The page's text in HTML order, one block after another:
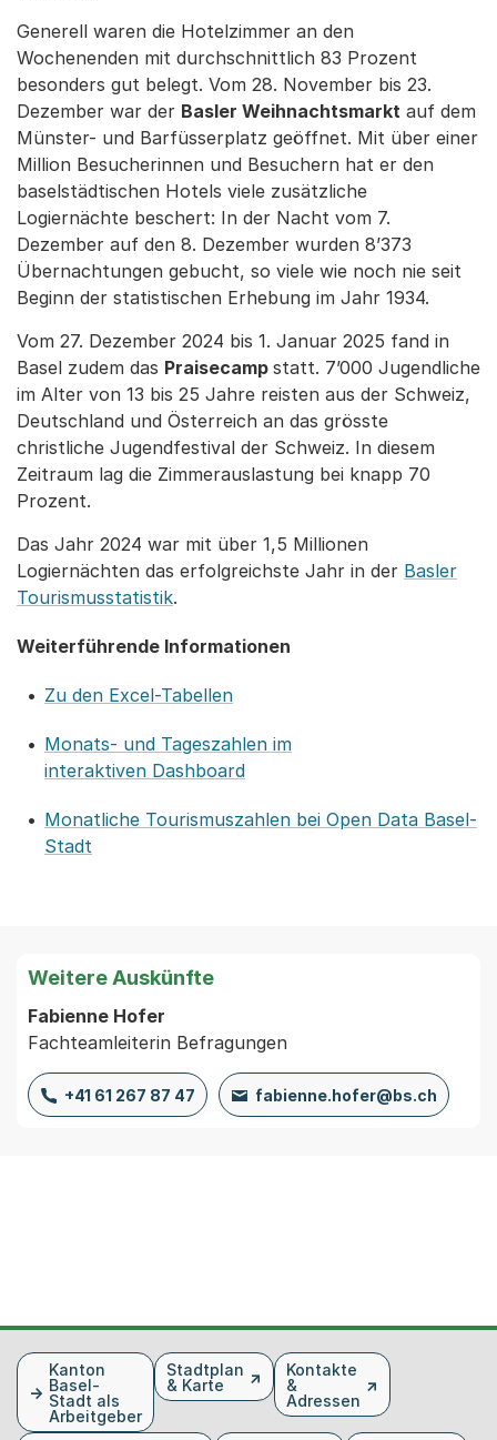
Generell waren die Hotelzimmer an den
Wochenenden mit durchschnittlich 83 Prozent
besonders gut belegt. Vom 28. November bis 23.
Dezember war der Basler Weihnachtsmarkt auf dem
Münster- und Barfüsserplatz geöffnet. Mit über einer
Million Besucherinnen und Besuchern hat er den
baselstädtischen Hotels viele zusätzliche
Logiernächte beschert: In der Nacht vom 7.
Dezember auf den 8. Dezember wurden 8’373
Übernachtungen gebucht, so viele wie noch nie seit
Beginn der statistischen Erhebung im Jahr 1934.
Vom 27. Dezember 2024 bis 1. Januar 2025 fand in
Basel zudem das Praisecamp statt. 7’000 Jugendliche
im Alter von 13 bis 25 Jahre reisten aus der Schweiz,
Deutschland und Österreich an das grösste
christliche Jugendfestival der Schweiz. In diesem
Zeitraum lag die Zimmerauslastung bei knapp 70
Prozent.
Das Jahr 2024 war mit über 1,5 Millionen
Logiernächten das erfolgreichste Jahr in der Basler
Tourismusstatistik.
Weiterführende Informationen
Zu den Excel-Tabellen
Monats- und Tageszahlen im
interaktiven Dashboard
Monatliche Tourismuszahlen bei Open Data Basel-
Stadt
Weitere Auskünfte
Fabienne Hofer
Fachteamleiterin Befragungen
+41 61 267 87 47 fabienne.hofer@bs.ch
FusszeileKanton
Basel-
Stadt als
Arbeitgeber
Stadtplan
& Karte
Kontakte
&
Adressen